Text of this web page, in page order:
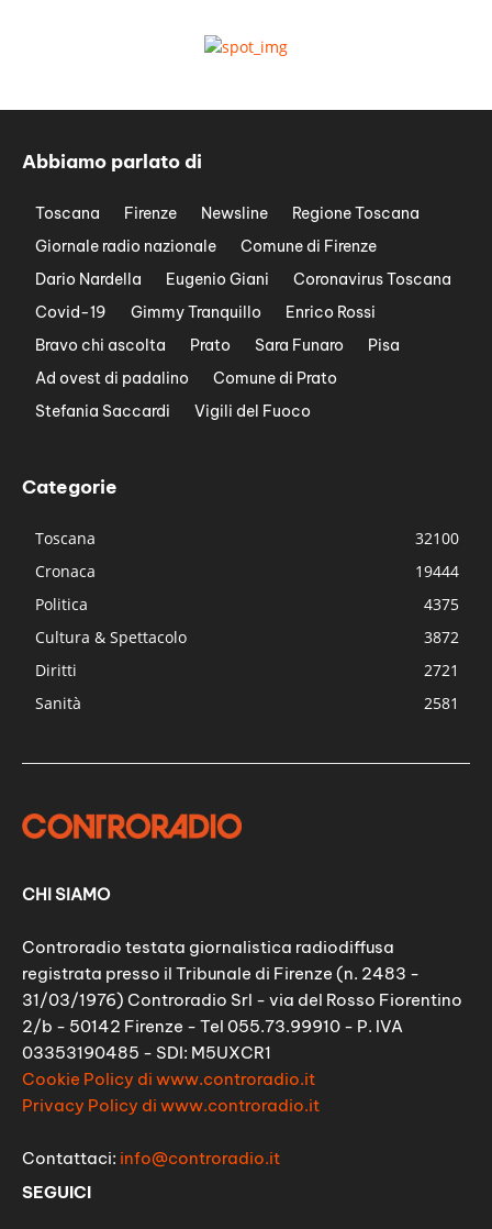
Abbiamo parlato di
Toscana Firenze Newsline
Regione Toscana
Giornale radio nazionale
Comune di Firenze
Dario Nardella
Eugenio Giani
Coronavirus Toscana
Covid-19
Gimmy Tranquillo
Enrico Rossi
Bravo chi ascolta
Prato Sara Funaro
Pisa
Ad ovest di padalino
Comune di Prato
Stefania Saccardi
Vigili del Fuoco
Categorie
Toscana
32100
Cronaca
19444
Politica
4375
Cultura & Spettacolo
3872
Diritti
2721
Sanità
2581
CHI SIAMO
Controradio testata giornalistica radiodiffusa
registrata presso il Tribunale di Firenze (n. 2483 -
31/03/1976) Controradio Srl - via del Rosso Fiorentino
2/b - 50142 Firenze - Tel 055.73.99910 - P. IVA
03353190485 - SDI: M5UXCR1
Cookie Policy di www.controradio.it
Privacy Policy di www.controradio.it
Contattaci: info@controradio.it
SEGUICI